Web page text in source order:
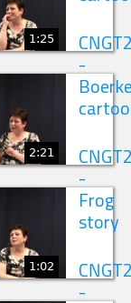
1:25
-
2:21
-
Frog
story
1:02
-